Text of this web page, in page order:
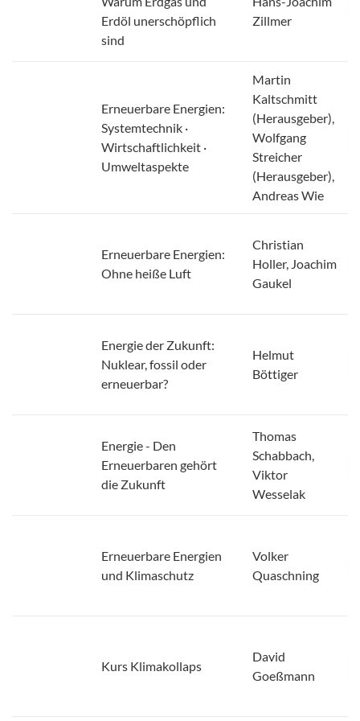
Warum Erdgas und
Erdöl unerschöpflich
sind
Hans-Joachim
Zillmer
Erneuerbare Energien:
Systemtechnik ·
Wirtschaftlichkeit ·
Umweltaspekte
Martin
Kaltschmitt
(Herausgeber),
Wolfgang
Streicher
(Herausgeber),
Andreas Wie
Erneuerbare Energien:
Ohne heiße Luft
Christian
Holler, Joachim
Gaukel
Energie der Zukunft:
Nuklear, fossil oder
erneuerbar?
Helmut
Böttiger
Energie - Den
Erneuerbaren gehört
die Zukunft
Thomas
Schabbach,
Viktor
Wesselak
Erneuerbare Energien
und Klimaschutz
Volker
Quaschning
Kurs Klimakollaps
David
Goeßmann